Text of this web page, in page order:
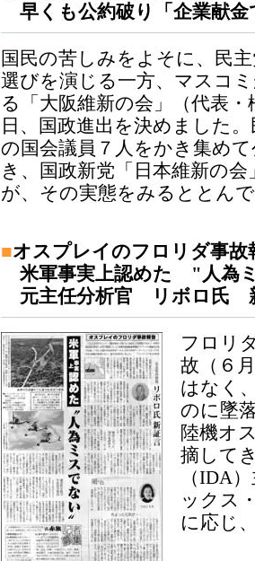
早くも公約破り「企業献金
国民の苦しみをよそに、民
選びを演じる一方、マスコ
る「大阪維新の会」（代表
日、国政進出を決めました
の国会議員７人をかき集め
き、国政新党「日本維新の
が、その実態をみるととん
■オスプレイのフロリダ事故
米軍事実上認めた "人為
元主任分析官 リボロ氏
フロリ
故（６
はなく
のに墜
陸機オ
摘して
（IDA
ックス
に応じ